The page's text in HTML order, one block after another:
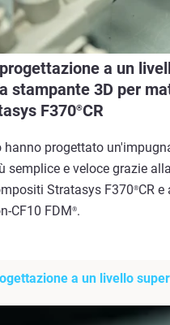
a un
stampante 3D per
F370®CR
hanno progettato
semplice e veloce grazie
Stratasys F370®CR e
CF10 FDM ®.
a un livello